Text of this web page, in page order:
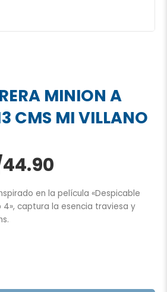
MINION A
CMS MI VILLANO
44.90
actual
es:
S/44.90.
en la película «Despicable
4», captura la esencia traviesa y